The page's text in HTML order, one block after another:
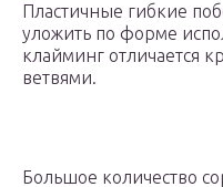
Пластичные гибкие
уложить по форме
клайминг отличается
ветвями.
Большое количество